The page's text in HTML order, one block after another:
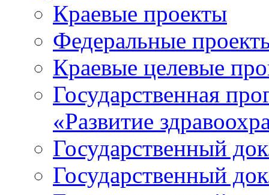
Краевые проекты
Федеральные
Краевые целевые
Государственная
«Развитие
Государственный
Государственный